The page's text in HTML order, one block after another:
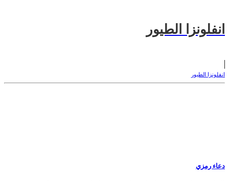
انفلونزا الطيور
انفلونزا الطيور
دعاء رمزي